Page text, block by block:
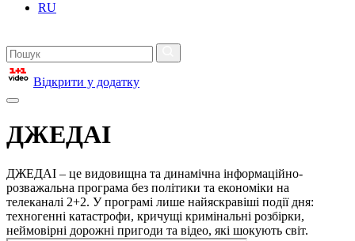
RU
Відкрити у додатку
ДЖЕДАІ
ДЖЕДАІ – це видовищна та динамічна інформаційно-
розважальна програма без політики та економіки на
телеканалі 2+2. У програмі лише найяскравіші події дня:
техногенні катастрофи, кричущі кримінальні розбірки,
неймовірні дорожні пригоди та відео, які шокують світ.